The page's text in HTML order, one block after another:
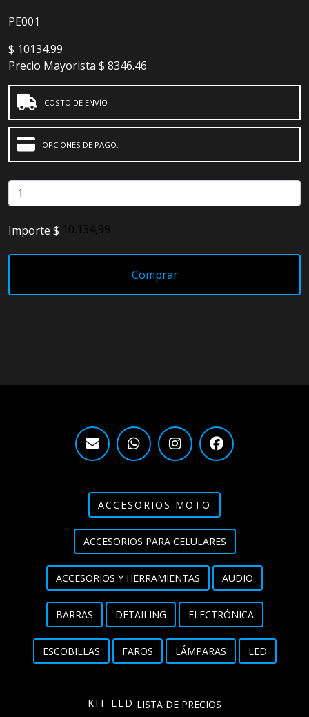
PE001
$ 10134.99
Precio Mayorista $ 8346.46
COSTO DE ENVÍO
OPCIONES DE PAGO.
Importe $
Comprar
ACCESORIOS MOTO
ACCESORIOS PARA CELULARES
ACCESORIOS Y HERRAMIENTAS AUDIO
BARRAS DETAILING ELECTRÓNICA
ESCOBILLAS FAROS LÁMPARAS LED
KIT LED LISTA DE PRECIOS